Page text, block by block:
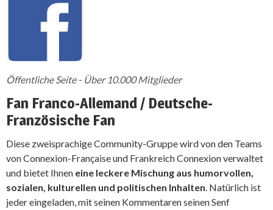
Öffentliche Seite - Über 10.000 Mitglieder
Fan Franco-Allemand / Deutsche-
Französische Fan
Diese zweisprachige Community-Gruppe wird von den Teams
von Connexion-Française und Frankreich Connexion verwaltet
und bietet Ihnen eine leckere Mischung aus humorvollen,
sozialen, kulturellen und politischen Inhalten. Natürlich ist
jeder eingeladen, mit seinen Kommentaren seinen Senf